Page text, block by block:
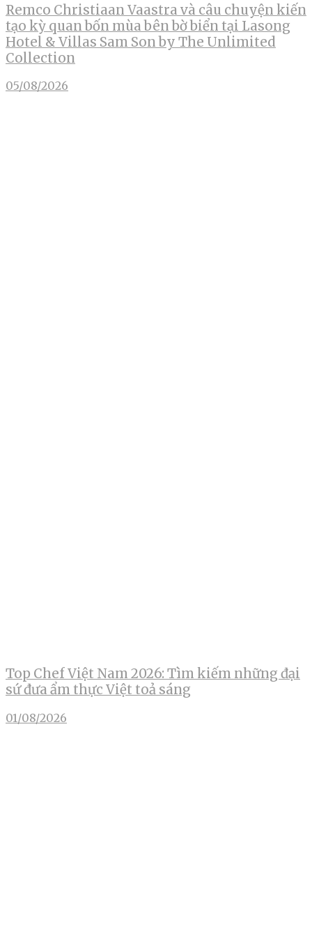
Remco Christiaan Vaastra và câu chuyện kiến
tạo kỳ quan bốn mùa bên bờ biển tại Lasong
Hotel & Villas Sam Son by The Unlimited
Collection
05/08/2026
Top Chef Việt Nam 2026: Tìm kiếm những đại
sứ đưa ẩm thực Việt toả sáng
01/08/2026